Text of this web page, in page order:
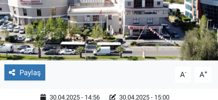
Paylaş A- A+
30.04.2025 - 14:56 30.04.2025 - 15:00
Röportaj
Video Galeri